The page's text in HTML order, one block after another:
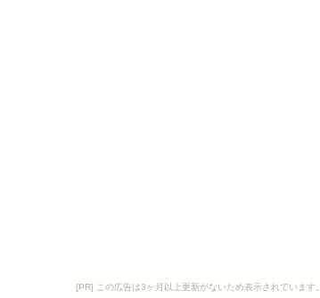
[PR] この広告は3ヶ月以上更新がないため表示されています。